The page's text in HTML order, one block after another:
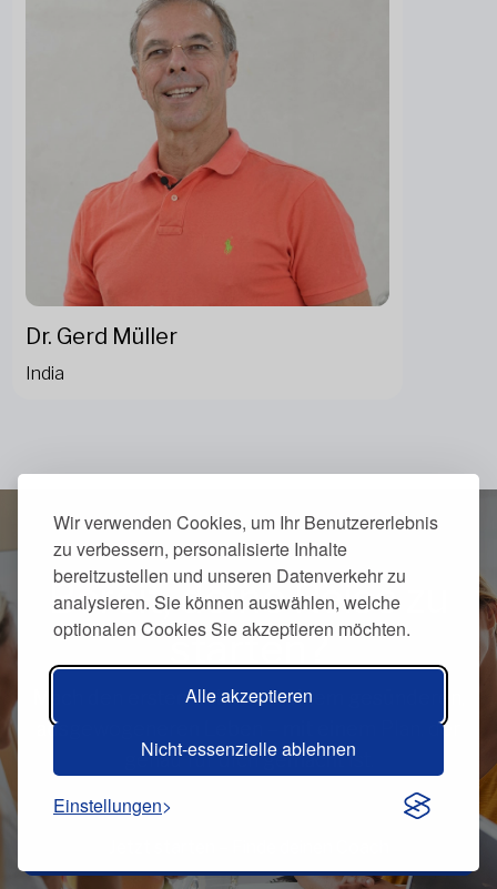
Wir verwenden Cookies, um Ihr Benutzererlebnis
zu verbessern, personalisierte Inhalte
bereitzustellen und unseren Datenverkehr zu
analysieren. Sie können auswählen, welche
optionalen Cookies Sie akzeptieren möchten.
Alle akzeptieren
Nicht-essenzielle ablehnen
Einstellungen
Dr. Gerd Müller
India
Bereit, deine Reise zu
starten?
Mach den ersten Schritt zu einem gesünderen,
ausgewogeneren Leben – mit einem Plan, der
genau für dich gemacht ist.